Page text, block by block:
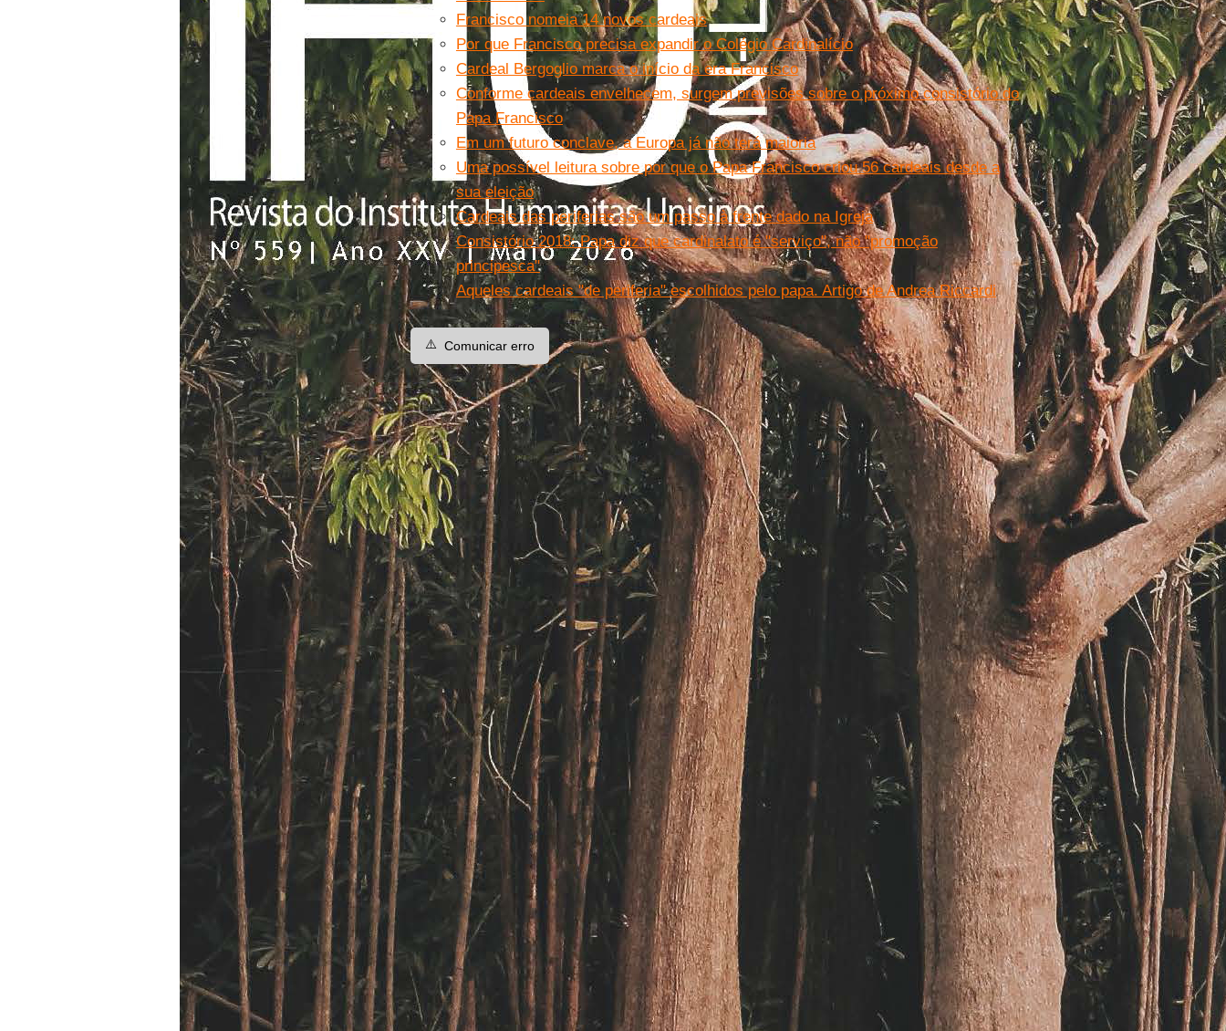
Francisco nomeia 14 novos cardeais
Por que Francisco precisa expandir o Colégio Cardinalício
Cardeal Bergoglio marca o início da era Francisco
Conforme cardeais envelhecem, surgem previsões sobre o próximo consistório do
Papa Francisco
Em um futuro conclave, a Europa já não terá maioria
Uma possível leitura sobre por que o Papa Francisco criou 56 cardeais desde a
sua eleição
Cardeais das periferias são um passo à frente dado na Igreja
Consistório 2018: Papa diz que cardinalato é "serviço", não "promoção
principesca"
Aqueles cardeais "de periferia" escolhidos pelo papa. Artigo de Andrea Riccardi
⚠️ Comunicar erro